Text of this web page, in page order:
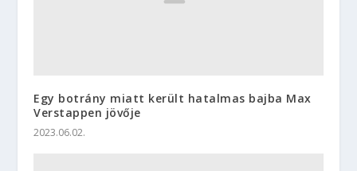
Egy botrány miatt került hatalmas bajba Max
Verstappen jövője
2023.06.02.